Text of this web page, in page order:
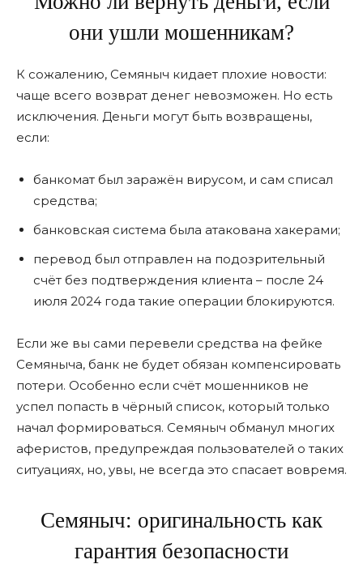
они ушли мошенникам?
К сожалению, Семяныч кидает плохие новости:
чаще всего возврат денег невозможен. Но есть
исключения. Деньги могут быть возвращены,
если:
банкомат был заражён вирусом, и сам списал
средства;
банковская система была атакована хакерами;
перевод был отправлен на подозрительный
счёт без подтверждения клиента – после 24
июля 2024 года такие операции блокируются.
Если же вы сами перевели средства на фейке
Семяныча, банк не будет обязан компенсировать
потери. Особенно если счёт мошенников не
успел попасть в чёрный список, который только
начал формироваться. Семяныч обманул многих
аферистов, предупреждая пользователей о таких
ситуациях, но, увы, не всегда это спасает вовремя.
Семяныч: оригинальность как
гарантия безопасности